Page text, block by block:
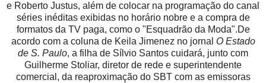
e Roberto Justus, além de colocar na programação do canal
séries inéditas exibidas no horário nobre e a compra de
formatos da TV paga, como o "Esquadrão da Moda".De
acordo com a coluna de Keila Jimenez no jornal O Estado
de S. Paulo, a filha de Sílvio Santos cuidará, junto com
Guilherme Stoliar, diretor de rede e superintendente
comercial, da reaproximação do SBT com as emissoras